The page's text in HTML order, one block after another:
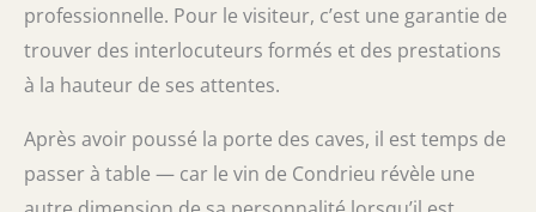
professionnelle. Pour le visiteur, c’est une garantie de
trouver des interlocuteurs formés et des prestations
à la hauteur de ses attentes.
Après avoir poussé la porte des caves, il est temps de
passer à table — car le vin de Condrieu révèle une